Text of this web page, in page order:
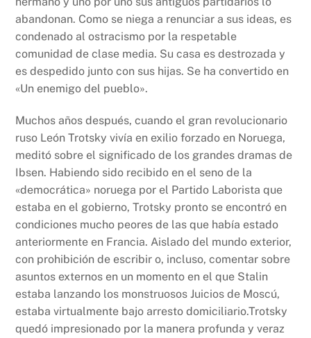
abandonan. Como se niega a renunciar a sus ideas, es
condenado al ostracismo por la respetable
comunidad de clase media. Su casa es destrozada y
es despedido junto con sus hijas. Se ha convertido en
«Un enemigo del pueblo».
Muchos años después, cuando el gran revolucionario
ruso León Trotsky vivía en exilio forzado en Noruega,
meditó sobre el significado de los grandes dramas de
Ibsen. Habiendo sido recibido en el seno de la
«democrática» noruega por el Partido Laborista que
estaba en el gobierno, Trotsky pronto se encontró en
condiciones mucho peores de las que había estado
anteriormente en Francia. Aislado del mundo exterior,
con prohibición de escribir o, incluso, comentar sobre
asuntos externos en un momento en el que Stalin
estaba lanzando los monstruosos Juicios de Moscú,
estaba virtualmente bajo arresto domiciliario.Trotsky
quedó impresionado por la manera profunda y veraz